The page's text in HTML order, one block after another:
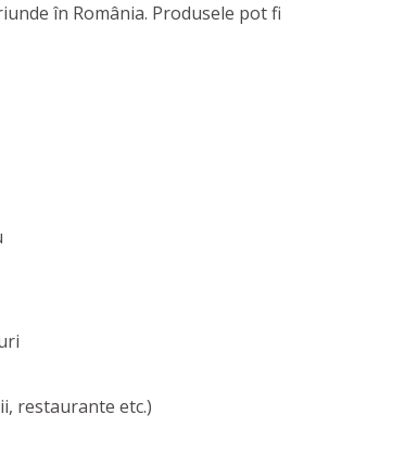
în România. Produsele pot fi
restaurante etc.)